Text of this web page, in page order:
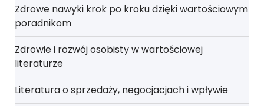
Zdrowe nawyki krok po kroku dzięki wartościowym
poradnikom
Zdrowie i rozwój osobisty w wartościowej
literaturze
Literatura o sprzedaży, negocjacjach i wpływie